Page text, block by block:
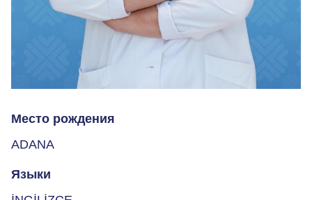
Место рождения
ADANA
Языки